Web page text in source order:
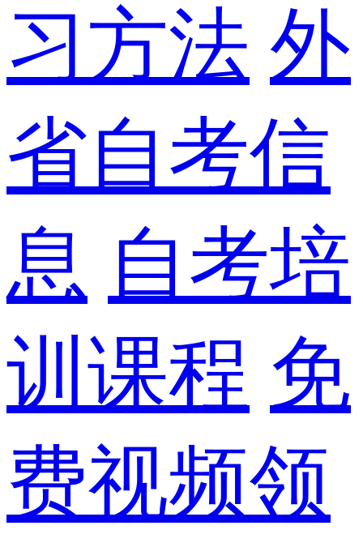
习方法 外
省自考信
息 自考培
训课程 免
费视频领